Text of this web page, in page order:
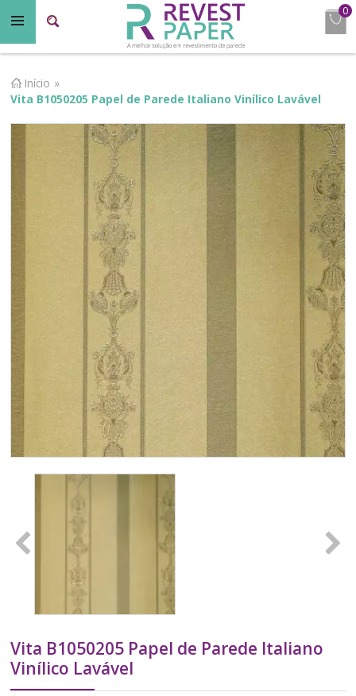
0
Início »
Vita B1050205 Papel de Parede Italiano Vinílico Lavável
Vita B1050205 Papel de Parede Italiano
Vinílico Lavável